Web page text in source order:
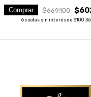
Comprar $669.100
6cuotas sin interés de